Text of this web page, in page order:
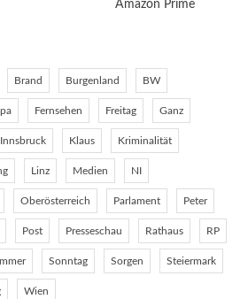
Amazon Prime
Brand Burgenland BW
Fernsehen Freitag Ganz
Innsbruck Klaus Kriminalität
Linz Medien NI
Oberösterreich Parlament Peter
Post Presseschau Rathaus RP
Sonntag Sorgen Steiermark
Wien